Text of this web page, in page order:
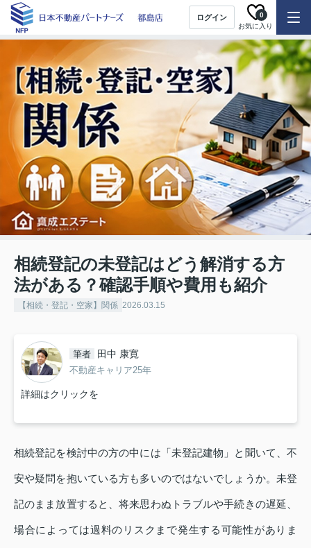
ログイン
お気に入り
0
相続登記の未登記はどう解消する方
法がある？確認手順や費用も紹介
【相続・登記・空家】関係 2026.03.15
筆者 田中 康寛
不動産キャリア25年
詳細はクリックを
相続登記を検討中の方の中には「未登記建物」と聞いて、不
安や疑問を抱いている方も多いのではないでしょうか。未登
記のまま放置すると、将来思わぬトラブルや手続きの遅延、
場合によっては過料のリスクまで発生する可能性がありま